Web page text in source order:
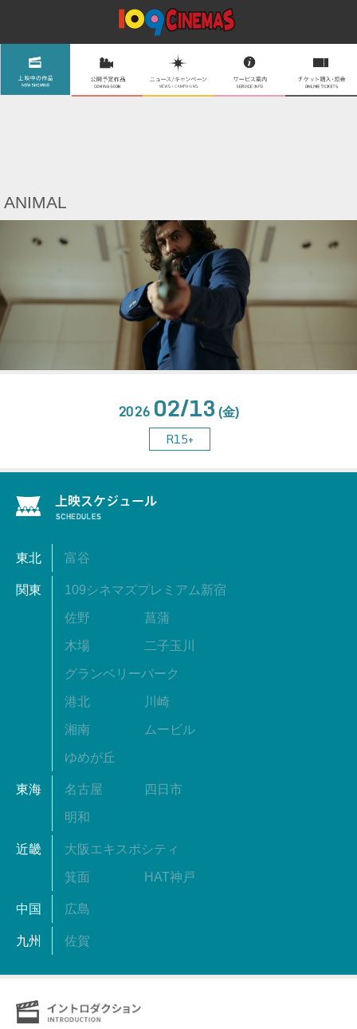
ANIMAL
2026 02/13 (金)
R15+
東北 富谷
関東 109シネマズプレミアム新宿
佐野 菖蒲
木場 二子玉川
グランベリーパーク
港北 川崎
湘南 ムービル
ゆめが丘
東海 名古屋 四日市
明和
近畿 大阪エキスポシティ
箕面 HAT神戸
中国 広島
九州 佐賀